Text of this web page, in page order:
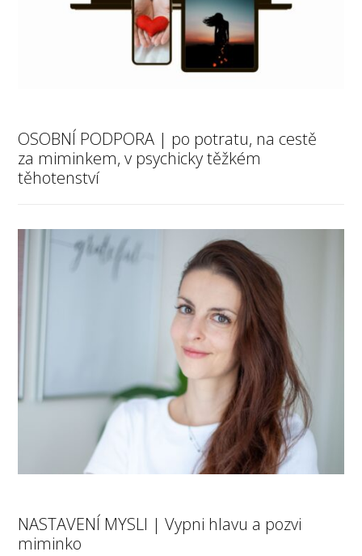
OSOBNÍ PODPORA | po potratu, na cestě
za miminkem, v psychicky těžkém
těhotenství
NASTAVENÍ MYSLI | Vypni hlavu a pozvi
miminko